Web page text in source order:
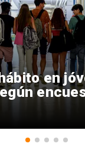
en